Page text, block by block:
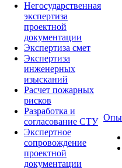
Негосударственная
экспертиза
проектной
документации
Экспертиза смет
Экспертиза
инженерных
изысканий
Расчет пожарных
рисков
Разработка и
согласование СТУ
Экспертное
сопровождение
проектной
документации